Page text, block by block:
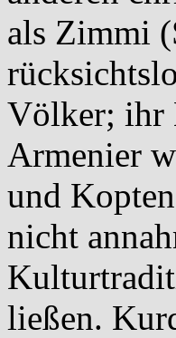
als Zimmi
Völker; ihr
Armenier
und
nicht
ließen.